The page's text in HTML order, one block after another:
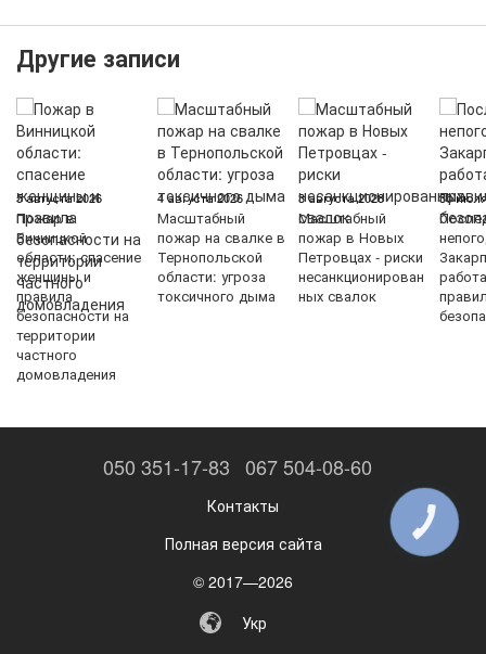
Другие записи
5 августа 2026
Пожар в
Винницкой
области: спасение
женщины и
правила
безопасности на
территории
частного
домовладения
4 августа 2026
Масштабный
пожар на свалке в
Тернопольской
области: угроза
токсичного дыма
3 августа 2026
Масштабный
пожар в Новых
Петровцах - риски
несанкционирован
ных свалок
30
050 351-17-83 067 504-08-60
Контакты
Полная версия сайта
© 2017—2026
Укр
КНОПКА
ЗВ'ЯЗКУ